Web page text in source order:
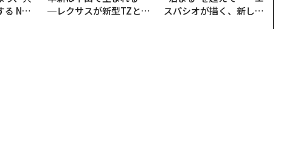
NOR
─レクサスが新型TZとE
スパシオが描く、新しい